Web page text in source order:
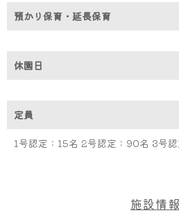
預かり保育・延長保育
休園日
定員
1号認定：15名 2号認定：90名 3号
施設情報